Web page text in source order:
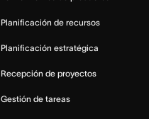
Planificación de recursos
Planificación estratégica
Recepción de proyectos
Gestión de tareas